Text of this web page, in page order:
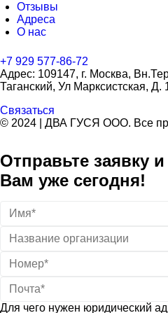
Отзывы
Адреса
О нас
+7 929 577-86-72
Адрес: 109147, г. Москва,
Таганский, Ул Марксистская,
Связаться
© 2024 | ДВА ГУСЯ OOO. Все
Отправьте заявку
Вам уже сегодня!
Для чего нужен юридический